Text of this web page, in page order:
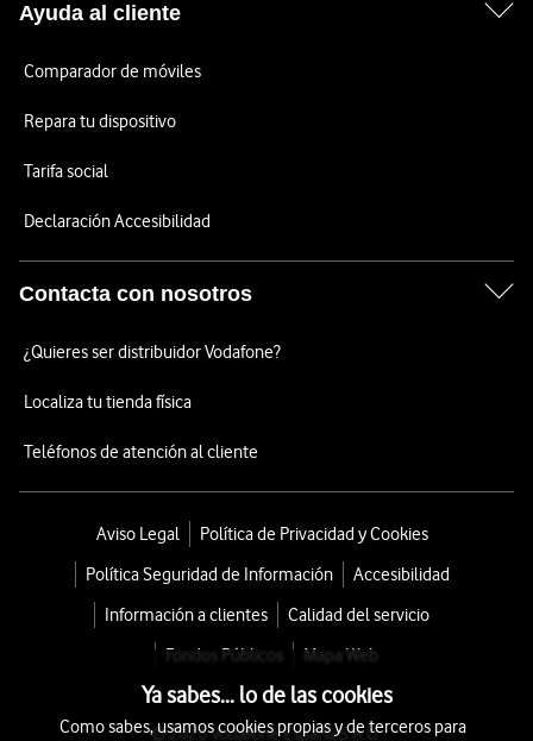
Ayuda al cliente
Comparador de móviles
Repara tu dispositivo
Tarifa social
Declaración Accesibilidad
Contacta con nosotros
¿Quieres ser distribuidor Vodafone?
Localiza tu tienda física
Teléfonos de atención al cliente
Aviso Legal
Política de Privacidad y Cookies
Política Seguridad de Información
Accesibilidad
Información a clientes
Calidad del servicio
Fondos Públicos
Mapa Web
© 2026 Vodafone España S.A.U.
Ya sabes... lo de las cookies
Como sabes, usamos cookies propias y de terceros para